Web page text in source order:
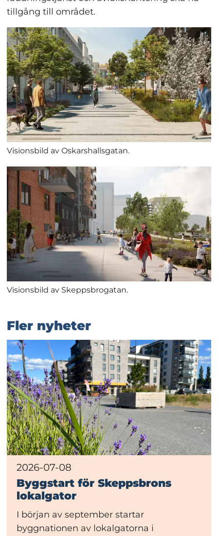
tillgång till området.
Visionsbild av Oskarshallsgatan.
Visionsbild av Skeppsbrogatan.
Fler nyheter
2026-07-08
Byggstart för Skeppsbrons
lokalgator
I början av september startar
byggnationen av lokalgatorna i